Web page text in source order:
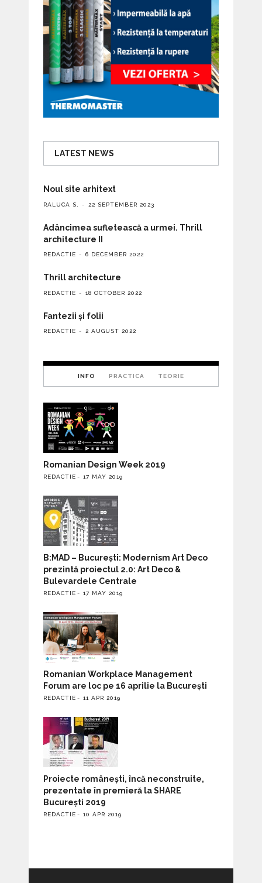
LATEST NEWS
Noul site arhitext
RALUCA S. 22 SEPTEMBER 2023
Adâncimea sufletească a urmei. Thrill
architecture II
REDACTIE 6 DECEMBER 2022
Thrill architecture
REDACTIE 18 OCTOBER 2022
Fantezii și folii
REDACTIE 2 AUGUST 2022
INFO PRACTICA TEORIE
Romanian Design Week 2019
REDACTIE 17 MAY 2019
B:MAD – București: Modernism Art Deco
prezintă proiectul 2.0: Art Deco &
Bulevardele Centrale
REDACTIE 17 MAY 2019
Romanian Workplace Management
Forum are loc pe 16 aprilie la București
REDACTIE 11 APR 2019
Proiecte românești, încă neconstruite,
prezentate în premieră la SHARE
București 2019
REDACTIE 10 APR 2019